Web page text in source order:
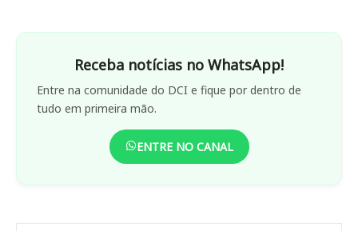
Receba notícias no WhatsApp!
Entre na comunidade do DCI e fique por dentro de
tudo em primeira mão.
ENTRE NO CANAL